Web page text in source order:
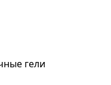
гели